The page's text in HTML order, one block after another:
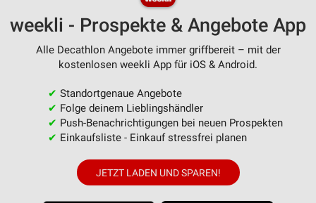
weekli - Prospekte & Angebote App
Alle Decathlon Angebote immer griffbereit – mit der
kostenlosen weekli App für iOS & Android.
✔ Standortgenaue Angebote
✔ Folge deinem Lieblingshändler
✔ Push-Benachrichtigungen bei neuen Prospekten
✔ Einkaufsliste - Einkauf stressfrei planen
JETZT LADEN UND SPAREN!